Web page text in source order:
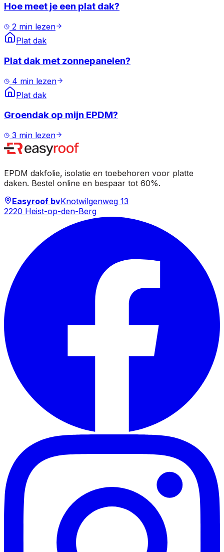
Hoe meet je een plat dak?
2 min lezen
Plat dak
Plat dak met zonnepanelen?
4 min lezen
Plat dak
Groendak op mijn EPDM?
3 min lezen
EPDM dakfolie, isolatie en toebehoren voor platte
daken. Bestel online en bespaar tot 60%.
Easyroof bvKnotwilgenweg 13
2220 Heist-op-den-Berg